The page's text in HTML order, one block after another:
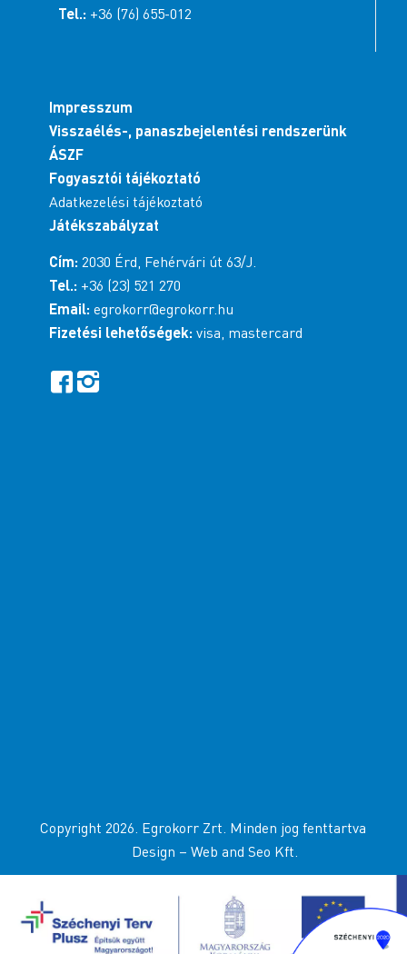
Tel.: +36 (76) 655-012
Impresszum
Visszaélés-, panaszbejelentési rendszerünk
ÁSZF
Fogyasztói tájékoztató
Adatkezelési tájékoztató
Játékszabályzat
Cím: 2030 Érd, Fehérvári út 63/J.
Tel.: +36 (23) 521 270
Email: egrokorr@egrokorr.hu
Fizetési lehetőségek: visa, mastercard
Copyright 2026. Egrokorr Zrt. Minden jog fenttartva
Design – Web and Seo Kft